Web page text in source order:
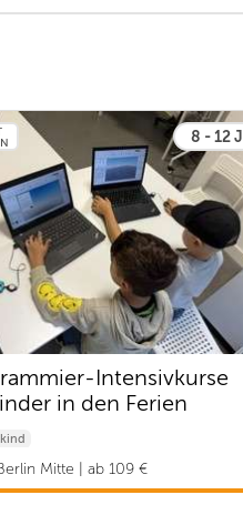
8 - 12 J
Intensivkurse
in den Ferien
Mitte | ab 109 €